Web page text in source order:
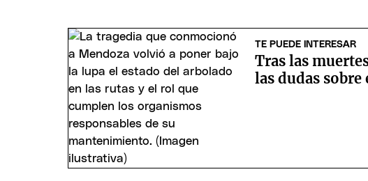
TE PUEDE INTERESAR
Tras las
las dudas